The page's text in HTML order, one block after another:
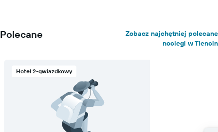
Polecane
Zobacz najchętniej polecane
noclegi w Tiencin
Hotel 2-gwiazdkowy